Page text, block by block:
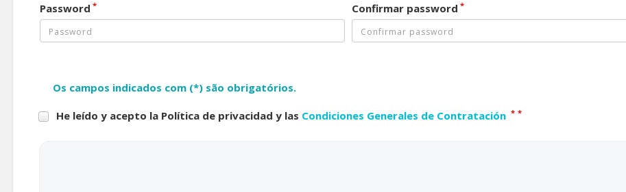
Password * Confirmar password *
Os campos indicados com (*) são obrigatórios.
He leído y acepto la Política de privacidad y las Condiciones Generales de Contratación * *